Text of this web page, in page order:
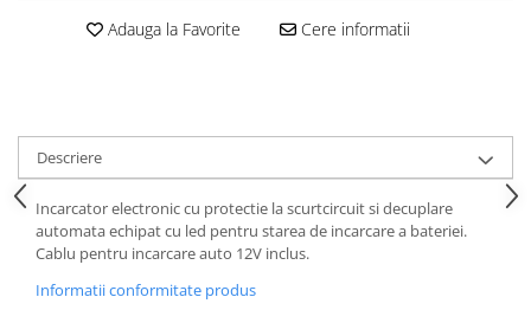
Adauga la Favorite Cere informatii
Descriere
Incarcator electronic cu protectie la scurtcircuit si decuplare
automata echipat cu led pentru starea de incarcare a bateriei.
Cablu pentru incarcare auto 12V inclus.
Informatii conformitate produs